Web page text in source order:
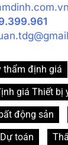
thẩm định giá
giá Thiết bị
động sản
toán